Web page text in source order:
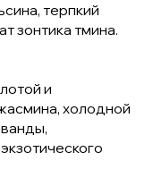
терпкий
зонтика тмина.
и
холодной